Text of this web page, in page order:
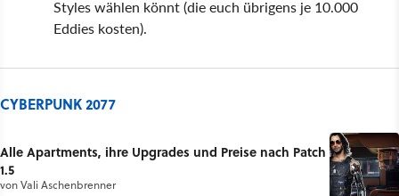
Styles wählen könnt (die euch übrigens je 10.000
Eddies kosten).
CYBERPUNK 2077
Alle Apartments, ihre Upgrades und Preise nach Patch
1.5
vonVali Aschenbrenner